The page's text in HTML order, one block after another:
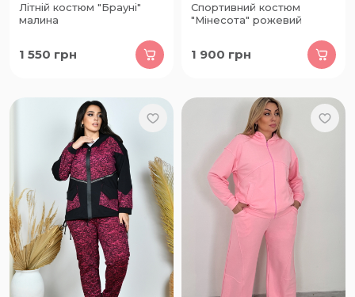
Літній костюм "Брауні"
малина
1 550 грн
Спортивний костюм
"Мінесота" рожевий
1 900 грн